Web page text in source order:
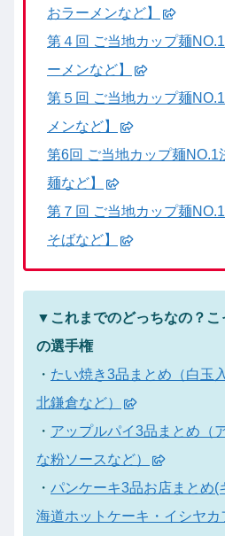
おラーメンなど】
第４回 ご当地カップ麺
ーメンなど】
第５回 ご当地カップ麺
メンなど】
第6回 ご当地カップ麺NO.1
麺など】
第７回 ご当地カップ麺
そばなど】
▼これまでのどっちなの？こ
の選手権
・ たい焼き3品まとめ（白玉
北鎌倉など）
・ アップルパイ3品まとめ（
な粉ソースなど）
・ パンケーキ3品お店まとめ(
海道ホットケーキ・イシヤカ